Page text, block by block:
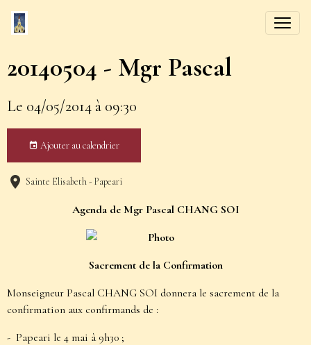
20140504 - Mgr Pascal
Le 04/05/2014 à 09:30
Ajouter au calendrier
Sainte Elisabeth - Papeari
Agenda de Mgr Pascal CHANG SOI
Sacrement de la Confirmation
Monseigneur Pascal CHANG SOI donnera le sacrement de la
confirmation aux confirmands de :
- Papeari le 4 mai à 9h30 ;